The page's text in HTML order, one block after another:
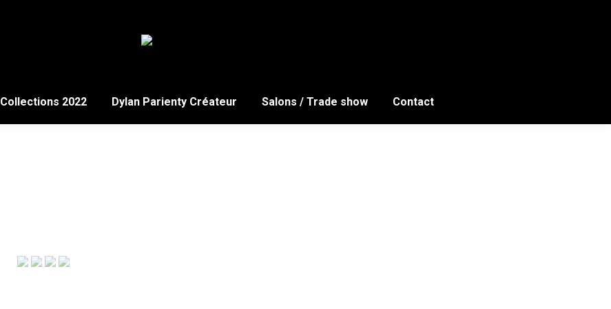
Collections 2022 Dylan Parienty Créateur Salons / Trade show Contact